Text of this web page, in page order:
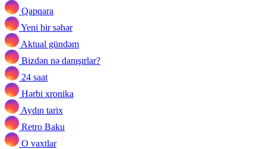
Qapqara
Yeni bir səhər
Aktual gündəm
Bizdən nə danışırlar?
24 saat
Hərbi xronika
Aydın tarix
Retro Baku
O vaxtlar